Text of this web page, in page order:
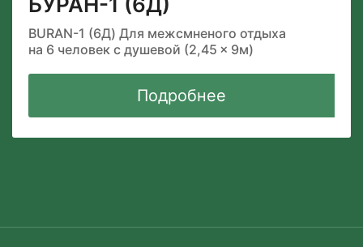
BURAN-1 (6Д) Для межсмненого отдыха
на 6 человек с душевой (2,45 × 9м)
Подробнее